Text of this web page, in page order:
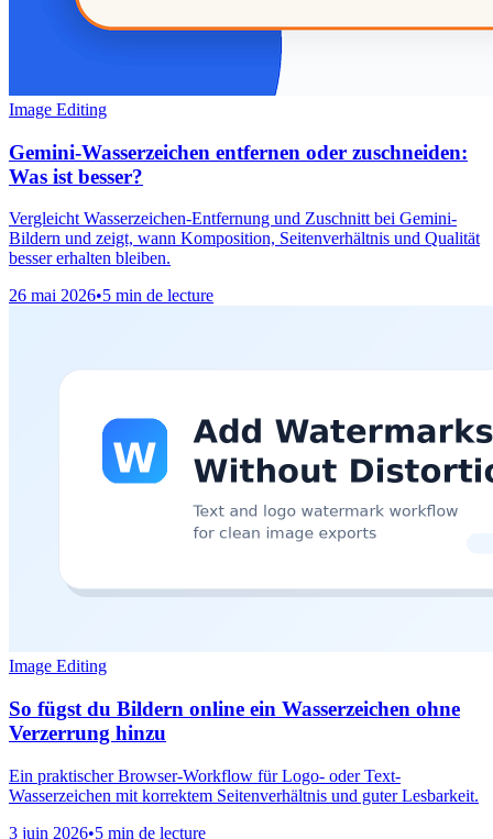
Image Editing
Gemini-Wasserzeichen entfernen oder zuschneiden:
Was ist besser?
Vergleicht Wasserzeichen-Entfernung und Zuschnitt bei Gemini-
Bildern und zeigt, wann Komposition, Seitenverhältnis und Qualität
besser erhalten bleiben.
26 mai 2026•5 min de lecture
Image Editing
So fügst du Bildern online ein Wasserzeichen ohne
Verzerrung hinzu
Ein praktischer Browser-Workflow für Logo- oder Text-
Wasserzeichen mit korrektem Seitenverhältnis und guter Lesbarkeit.
3 juin 2026•5 min de lecture